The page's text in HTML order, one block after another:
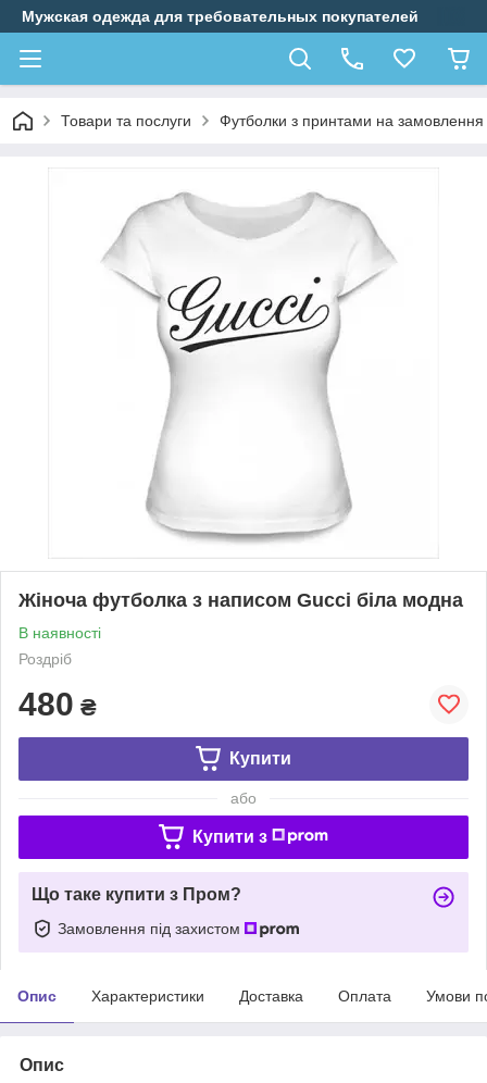
Мужская одежда для требовательных покупателей
Товари та послуги Футболки з принтами на замовлення
Жіноча футболка з написом Gucci біла модна
В наявності
Роздріб
480 ₴
Купити
або
Купити з
Що таке купити з Пром?
Замовлення під захистом
Опис Характеристики Доставка Оплата Умови
Опис